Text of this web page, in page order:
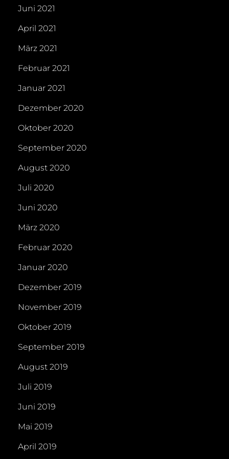
Juni 2021
April 2021
März 2021
Februar 2021
Januar 2021
Dezember 2020
Oktober 2020
September 2020
August 2020
Juli 2020
Juni 2020
März 2020
Februar 2020
Januar 2020
Dezember 2019
November 2019
Oktober 2019
September 2019
August 2019
Juli 2019
Juni 2019
Mai 2019
April 2019